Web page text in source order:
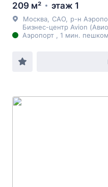
209 м² этаж 1
Москва САО р-н
Бизнес-центр Avion
Аэропорт , 1 мин. пешком